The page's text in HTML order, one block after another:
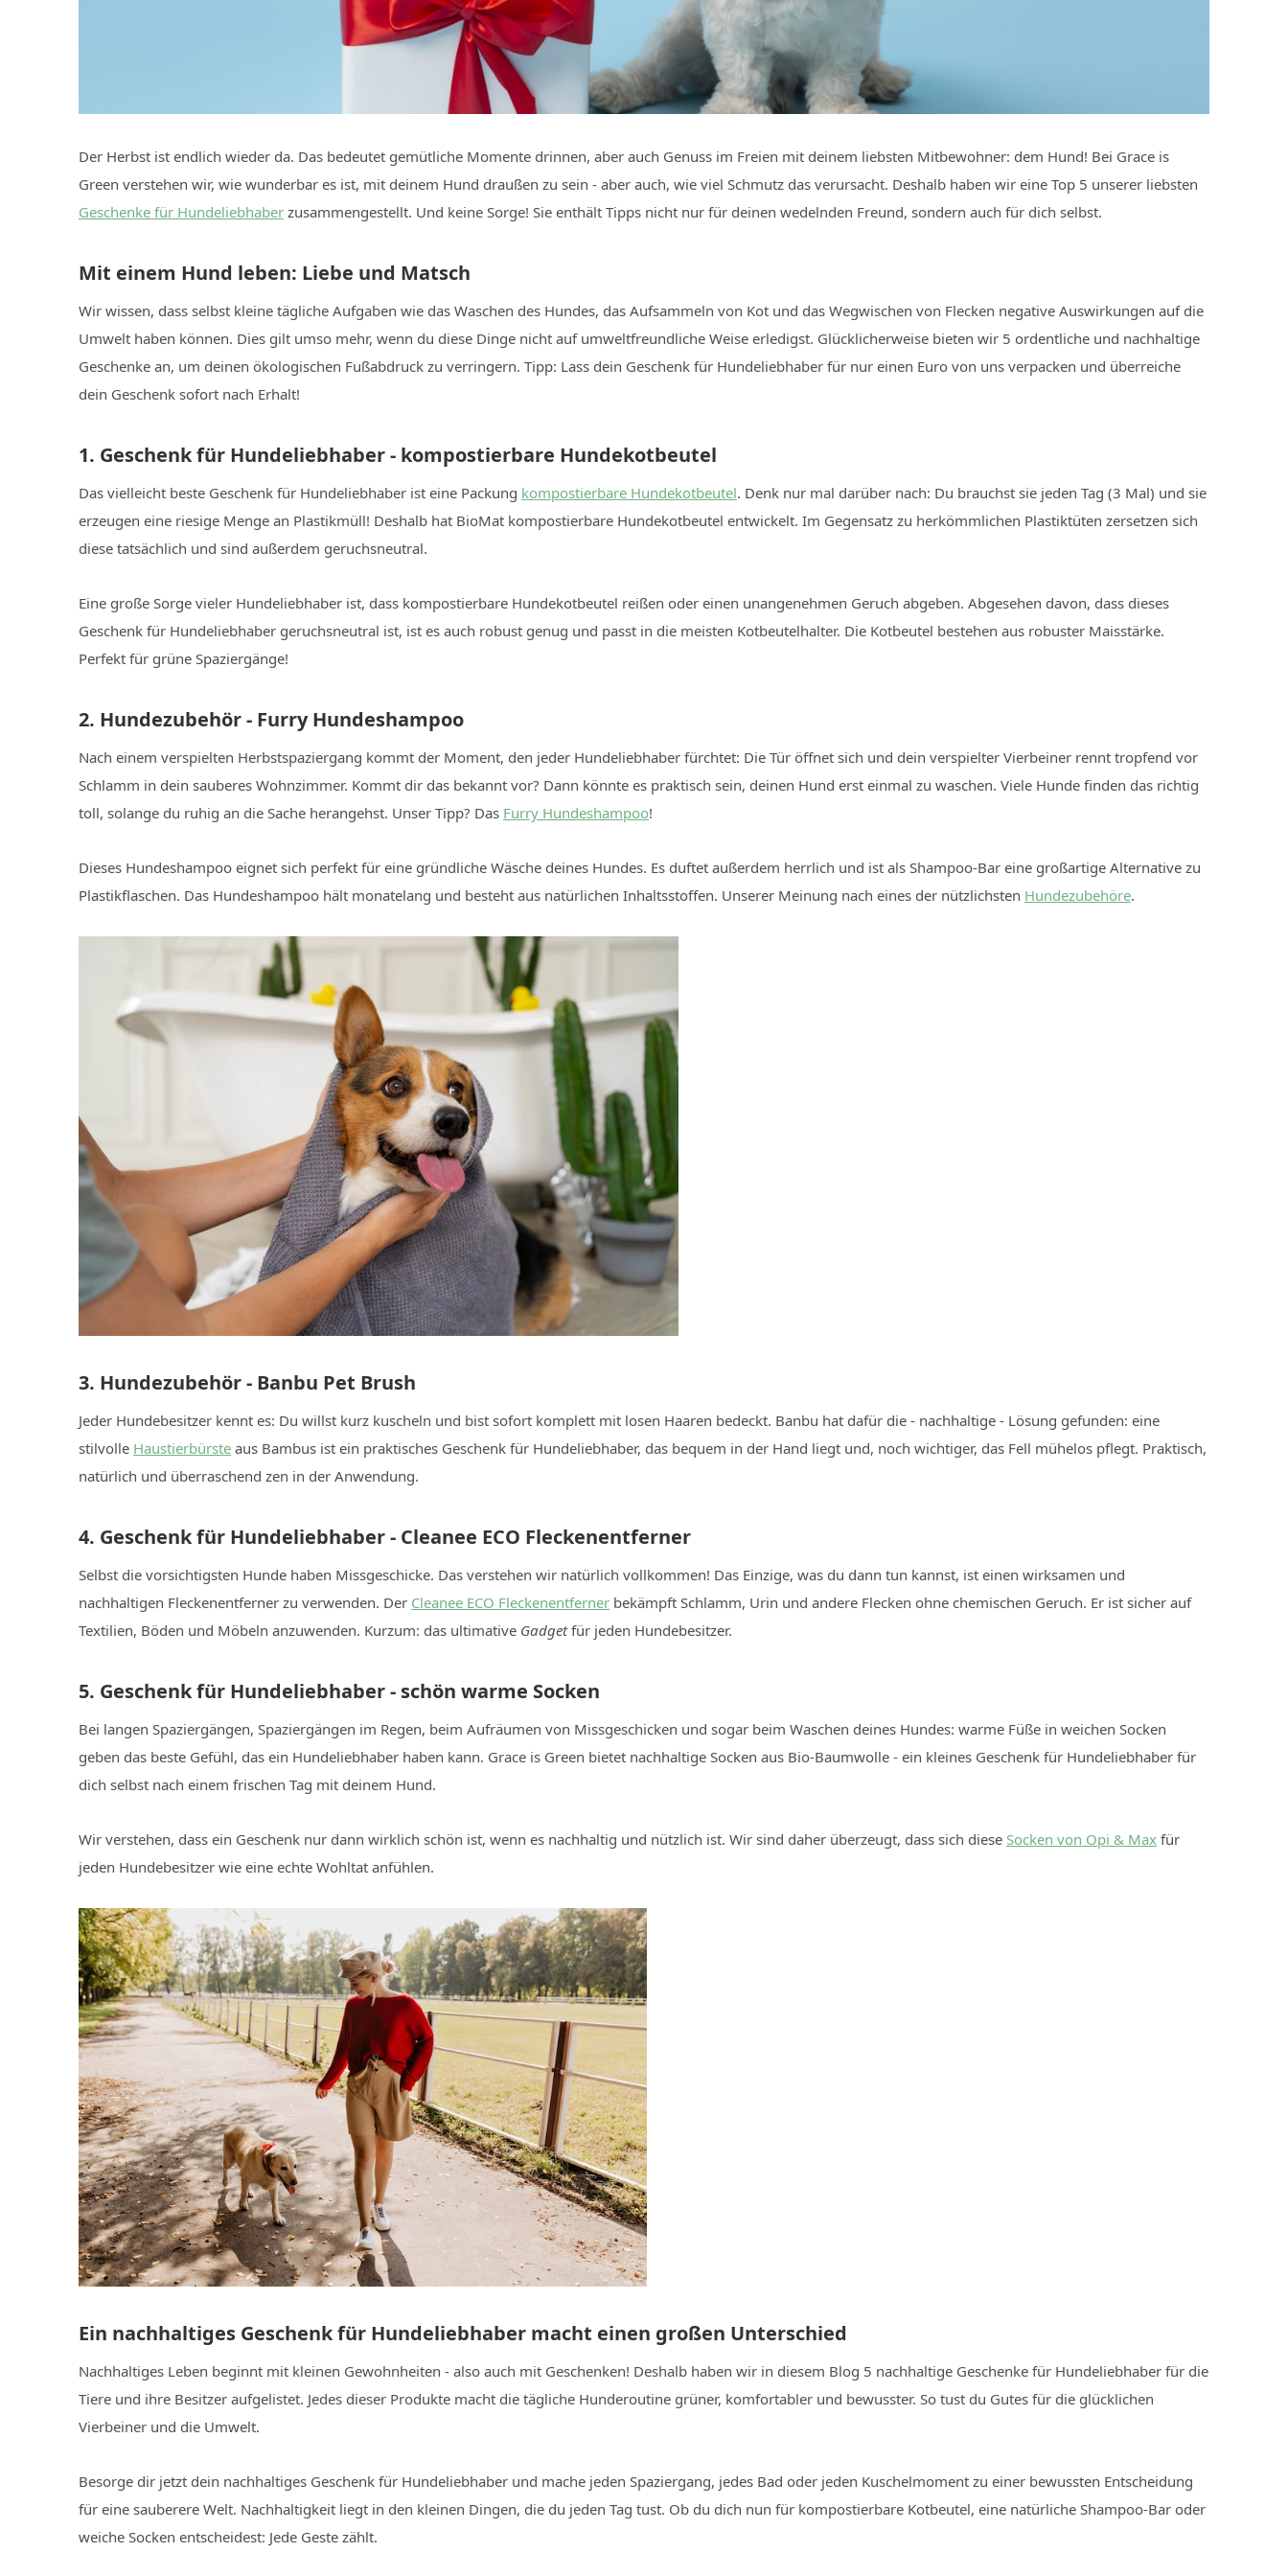
Der Herbst ist endlich wieder da. Das bedeutet gemütliche Momente drinnen, aber auch Genuss im Freien mit deinem liebsten Mitbewohner: dem Hund! Bei Grace is
Green verstehen wir, wie wunderbar es ist, mit deinem Hund draußen zu sein - aber auch, wie viel Schmutz das verursacht. Deshalb haben wir eine Top 5 unserer liebsten
Geschenke für Hundeliebhaber zusammengestellt. Und keine Sorge! Sie enthält Tipps nicht nur für deinen wedelnden Freund, sondern auch für dich selbst.
Mit einem Hund leben: Liebe und Matsch
Wir wissen, dass selbst kleine tägliche Aufgaben wie das Waschen des Hundes, das Aufsammeln von Kot und das Wegwischen von Flecken negative Auswirkungen auf die
Umwelt haben können. Dies gilt umso mehr, wenn du diese Dinge nicht auf umweltfreundliche Weise erledigst. Glücklicherweise bieten wir 5 ordentliche und nachhaltige
Geschenke an, um deinen ökologischen Fußabdruck zu verringern. Tipp: Lass dein Geschenk für Hundeliebhaber für nur einen Euro von uns verpacken und überreiche
dein Geschenk sofort nach Erhalt!
1. Geschenk für Hundeliebhaber - kompostierbare Hundekotbeutel
Das vielleicht beste Geschenk für Hundeliebhaber ist eine Packung kompostierbare Hundekotbeutel. Denk nur mal darüber nach: Du brauchst sie jeden Tag (3 Mal) und sie
erzeugen eine riesige Menge an Plastikmüll! Deshalb hat BioMat kompostierbare Hundekotbeutel entwickelt. Im Gegensatz zu herkömmlichen Plastiktüten zersetzen sich
diese tatsächlich und sind außerdem geruchsneutral.
Eine große Sorge vieler Hundeliebhaber ist, dass kompostierbare Hundekotbeutel reißen oder einen unangenehmen Geruch abgeben. Abgesehen davon, dass dieses
Geschenk für Hundeliebhaber geruchsneutral ist, ist es auch robust genug und passt in die meisten Kotbeutelhalter. Die Kotbeutel bestehen aus robuster Maisstärke.
Perfekt für grüne Spaziergänge!
2. Hundezubehör - Furry Hundeshampoo
Nach einem verspielten Herbstspaziergang kommt der Moment, den jeder Hundeliebhaber fürchtet: Die Tür öffnet sich und dein verspielter Vierbeiner rennt tropfend vor
Schlamm in dein sauberes Wohnzimmer. Kommt dir das bekannt vor? Dann könnte es praktisch sein, deinen Hund erst einmal zu waschen. Viele Hunde finden das richtig
toll, solange du ruhig an die Sache herangehst. Unser Tipp? Das Furry Hundeshampoo!
Dieses Hundeshampoo eignet sich perfekt für eine gründliche Wäsche deines Hundes. Es duftet außerdem herrlich und ist als Shampoo-Bar eine großartige Alternative zu
Plastikflaschen. Das Hundeshampoo hält monatelang und besteht aus natürlichen Inhaltsstoffen. Unserer Meinung nach eines der nützlichsten Hundezubehöre.
3. Hundezubehör - Banbu Pet Brush
Jeder Hundebesitzer kennt es: Du willst kurz kuscheln und bist sofort komplett mit losen Haaren bedeckt. Banbu hat dafür die - nachhaltige - Lösung gefunden: eine
stilvolle Haustierbürste aus Bambus ist ein praktisches Geschenk für Hundeliebhaber, das bequem in der Hand liegt und, noch wichtiger, das Fell mühelos pflegt. Praktisch,
natürlich und überraschend zen in der Anwendung.
4. Geschenk für Hundeliebhaber - Cleanee ECO Fleckenentferner
Selbst die vorsichtigsten Hunde haben Missgeschicke. Das verstehen wir natürlich vollkommen! Das Einzige, was du dann tun kannst, ist einen wirksamen und
nachhaltigen Fleckenentferner zu verwenden. Der Cleanee ECO Fleckenentferner bekämpft Schlamm, Urin und andere Flecken ohne chemischen Geruch. Er ist sicher auf
Textilien, Böden und Möbeln anzuwenden. Kurzum: das ultimative Gadgetfür jeden Hundebesitzer.
5. Geschenk für Hundeliebhaber - schön warme Socken
Bei langen Spaziergängen, Spaziergängen im Regen, beim Aufräumen von Missgeschicken und sogar beim Waschen deines Hundes: warme Füße in weichen Socken
geben das beste Gefühl, das ein Hundeliebhaber haben kann. Grace is Green bietet nachhaltige Socken aus Bio-Baumwolle - ein kleines Geschenk für Hundeliebhaber für
dich selbst nach einem frischen Tag mit deinem Hund.
Wir verstehen, dass ein Geschenk nur dann wirklich schön ist, wenn es nachhaltig und nützlich ist. Wir sind daher überzeugt, dass sich diese Socken von Opi & Max für
jeden Hundebesitzer wie eine echte Wohltat anfühlen.
Ein nachhaltiges Geschenk für Hundeliebhaber macht einen großen Unterschied
Nachhaltiges Leben beginnt mit kleinen Gewohnheiten - also auch mit Geschenken! Deshalb haben wir in diesem Blog 5 nachhaltige Geschenke für Hundeliebhaber für die
Tiere und ihre Besitzer aufgelistet. Jedes dieser Produkte macht die tägliche Hunderoutine grüner, komfortabler und bewusster. So tust du Gutes für die glücklichen
Vierbeiner und die Umwelt.
Besorge dir jetzt dein nachhaltiges Geschenk für Hundeliebhaber und mache jeden Spaziergang, jedes Bad oder jeden Kuschelmoment zu einer bewussten Entscheidung
für eine sauberere Welt. Nachhaltigkeit liegt in den kleinen Dingen, die du jeden Tag tust. Ob du dich nun für kompostierbare Kotbeutel, eine natürliche Shampoo-Bar oder
weiche Socken entscheidest: Jede Geste zählt.